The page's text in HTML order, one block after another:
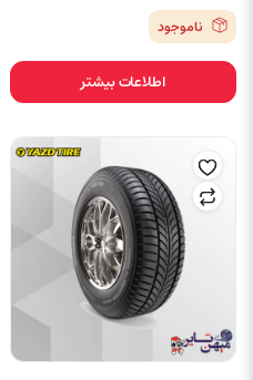
ناموجود
اطلاعات بیشتر